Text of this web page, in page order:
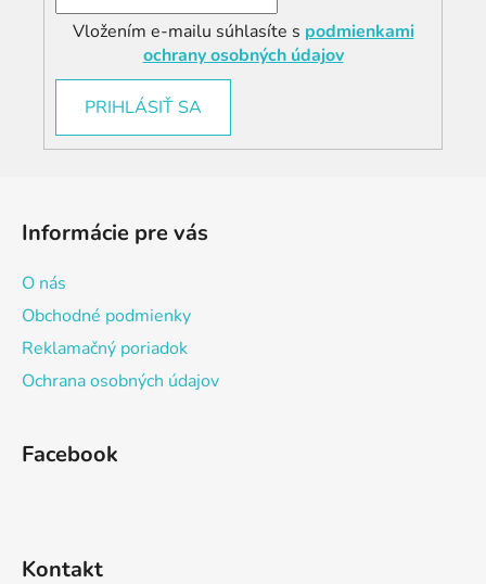
Vložením e-mailu súhlasíte s podmienkami
ochrany osobných údajov
PRIHLÁSIŤ SA
Informácie pre vás
O nás
Obchodné podmienky
Reklamačný poriadok
Ochrana osobných údajov
Facebook
Kontakt